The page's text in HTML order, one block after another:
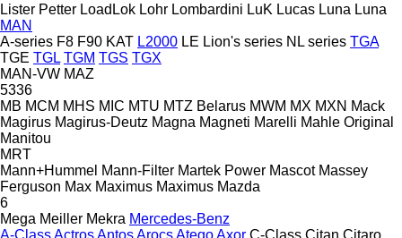
Lister Petter LoadLok Lohr Lombardini LuK Lucas Luna Luna
MAN
A-series F8 F90 KAT L2000 LE Lion's series NL series TGA
TGE TGL TGM TGS TGX
MAN-VW MAZ
5336
MB MCM MHS MIC MTU MTZ Belarus MWM MX MXN Mack
Magirus Magirus-Deutz Magna Magneti Marelli Mahle Original
Manitou
MRT
Mann+Hummel Mann-Filter Martek Power Mascot Massey
Ferguson Max Maximus Maximus Mazda
6
Mega Meiller Mekra Mercedes-Benz
A-ClassActrosAntosArocsAtegoAxor C-Class Citan Citaro